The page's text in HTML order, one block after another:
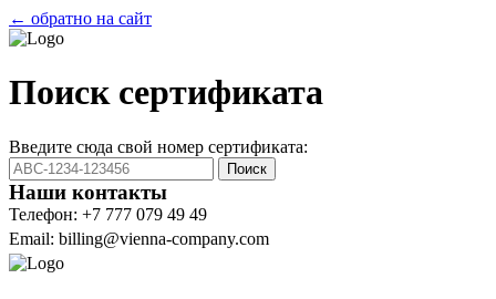
← обратно на сайт
Поиск сертификата
Введите сюда свой номер сертификата:
Поиск
Наши контакты
Телефон: +7 777 079 49 49
Email: billing@vienna-company.com